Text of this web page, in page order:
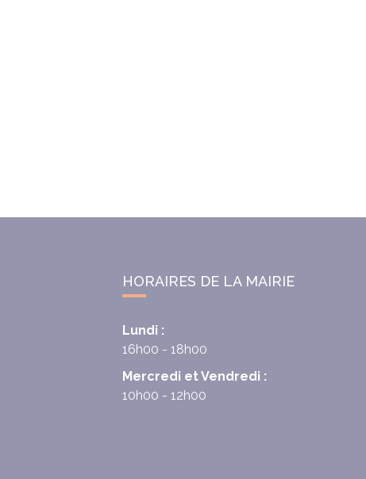
HORAIRES DE LA MAIRIE
Lundi :
16h00 - 18h00
Mercredi et Vendredi :
10h00 - 12h00